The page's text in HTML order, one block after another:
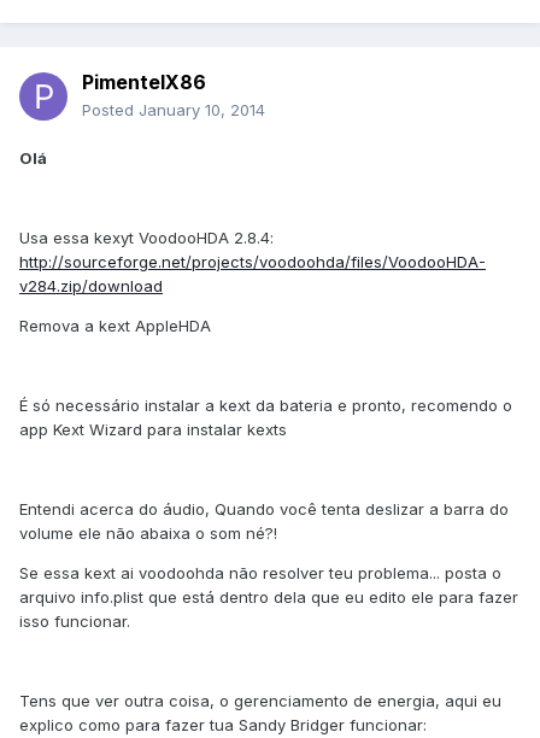
PimentelX86
Posted January 10, 2014
Olá
Usa essa kexyt VoodooHDA 2.8.4:
http://sourceforge.net/projects/voodoohda/files/VoodooHDA-
v284.zip/download
Remova a kext AppleHDA
É só necessário instalar a kext da bateria e pronto, recomendo o
app Kext Wizard para instalar kexts
Entendi acerca do áudio, Quando você tenta deslizar a barra do
volume ele não abaixa o som né?!
Se essa kext ai voodoohda não resolver teu problema... posta o
arquivo info.plist que está dentro dela que eu edito ele para fazer
isso funcionar.
Tens que ver outra coisa, o gerenciamento de energia, aqui eu
explico como para fazer tua Sandy Bridger funcionar: